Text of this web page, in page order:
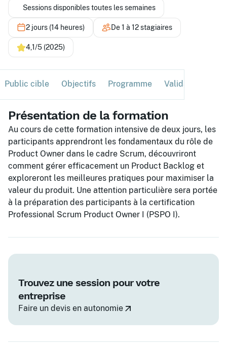
Sessions disponibles toutes les semaines
2 jours (14 heures) De 1 à 12 stagiaires
4,1/5 (2025)
Public cible Objectifs Programme Validation
Présentation de la formation
Au cours de cette formation intensive de deux jours, les
participants apprendront les fondamentaux du rôle de
Product Owner dans le cadre Scrum, découvriront
comment gérer efficacement un Product Backlog et
exploreront les meilleures pratiques pour maximiser la
valeur du produit. Une attention particulière sera portée
à la préparation des participants à la certification
Professional Scrum Product Owner I (PSPO I).
Trouvez une session pour votre
entreprise
Faire un devis en autonomie